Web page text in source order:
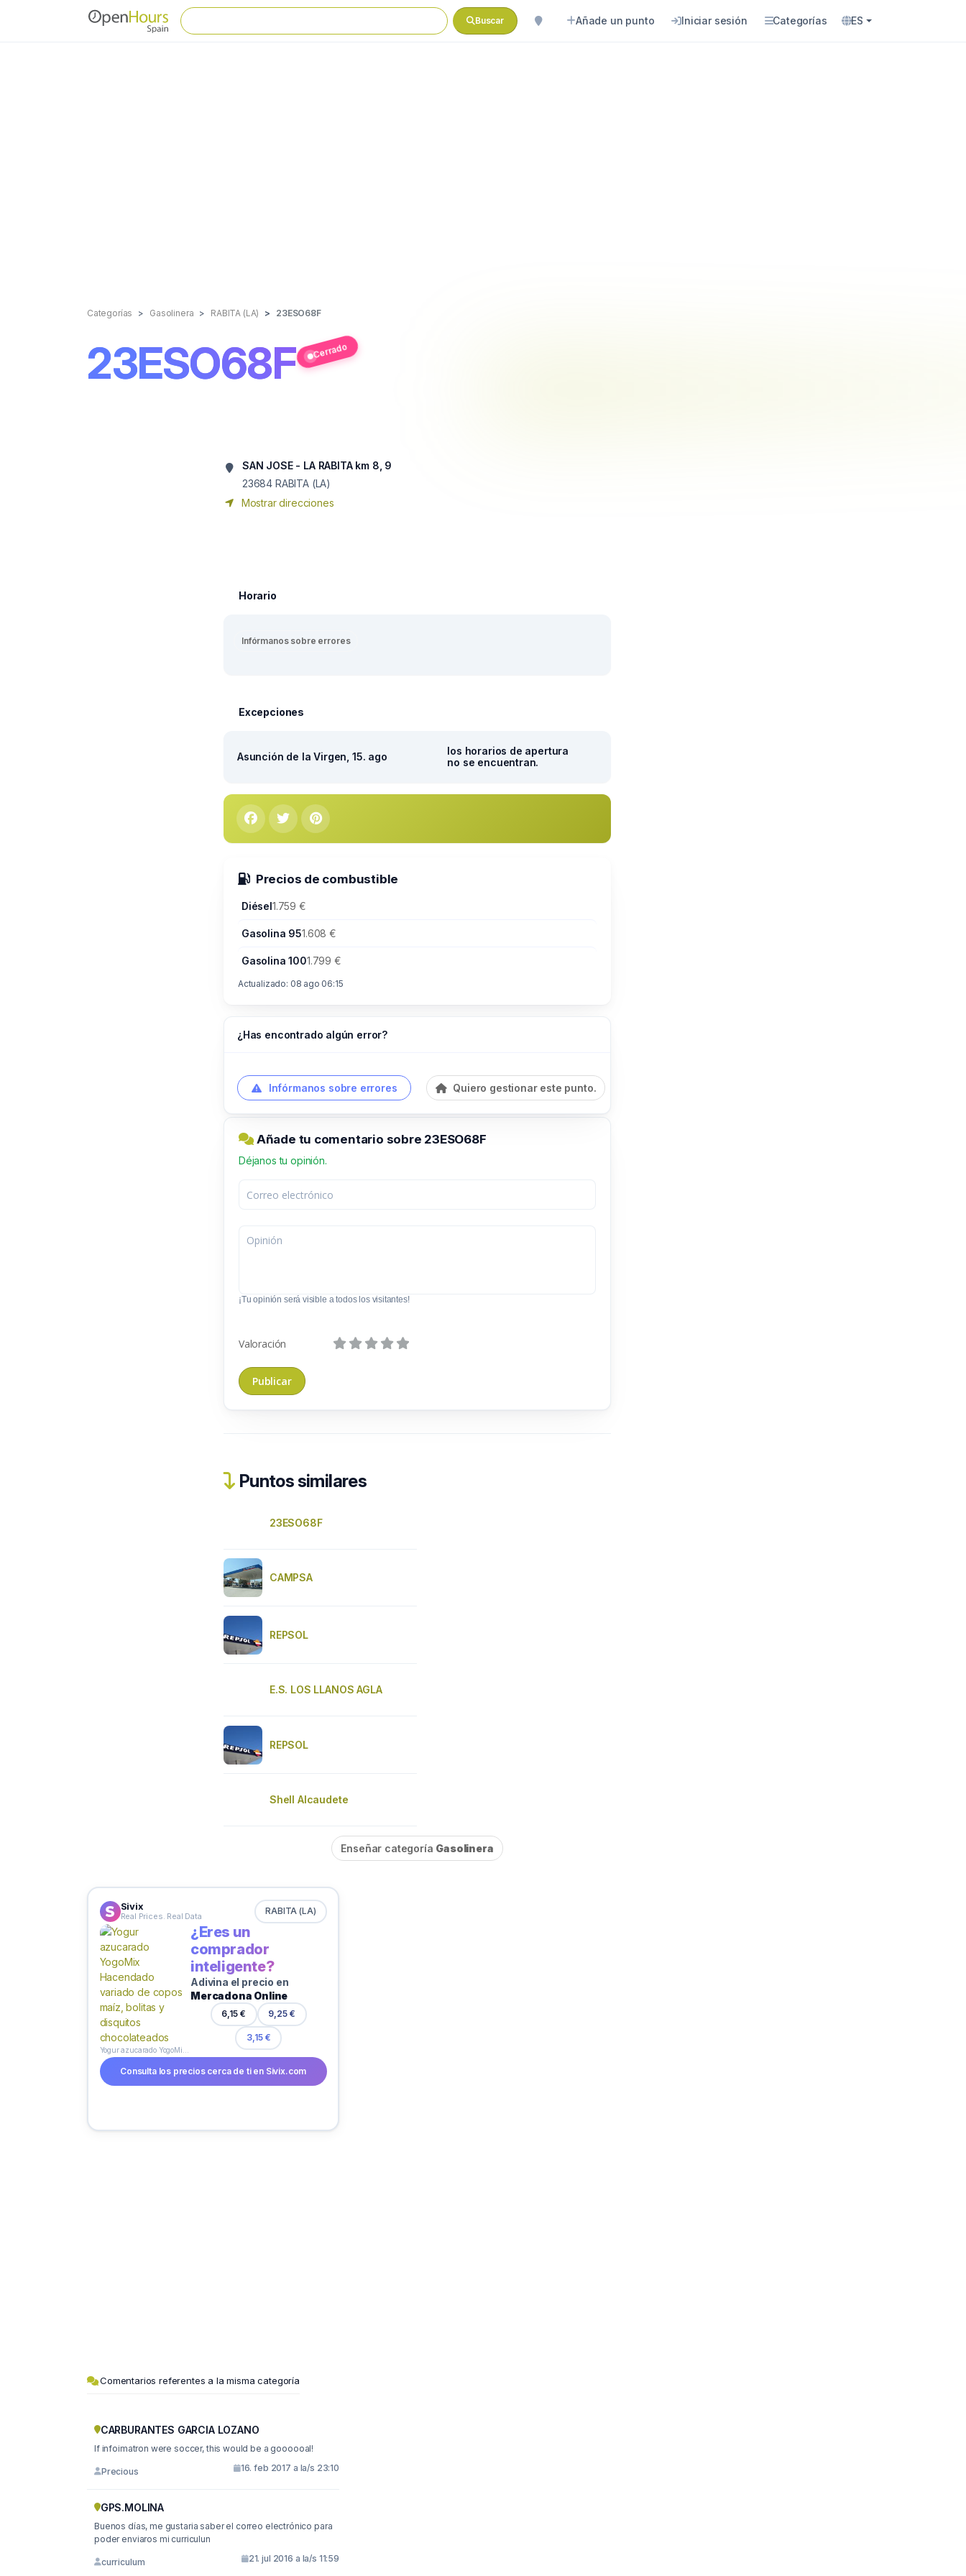
Buscar Añade un punto Iniciar sesión Categorías ES
Categorías Gasolinera RABITA (LA) 23ESO68F
23ESO68F Cerrado
SAN JOSE - LA RABITA km 8, 9
23684 RABITA (LA)
Mostrar direcciones
Horario
Infórmanos sobre errores
Excepciones
Asunción de la Virgen, 15. ago
los horarios de apertura
no se encuentran.
Precios de combustible
Diésel1.759 €
Gasolina 951.608 €
Gasolina 1001.799 €
Actualizado: 08 ago 06:15
¿Has encontrado algún error?
Infórmanos sobre errores Quiero gestionar este punto.
Añade tu comentario sobre 23ESO68F
Déjanos tu opinión.
¡Tu opinión será visible a todos los visitantes!
Valoración
Puntos similares
23ESO68F
CAMPSA
REPSOL
E.S. LOS LLANOS AGLA
REPSOL
Shell Alcaudete
Enseñar categoría Gasolinera
Sivix
Real Prices. Real Data RABITA (LA)
¿Eres un
comprador
inteligente?
Adivina el precio en
Mercadona Online
6,15 € 9,25 €
3,15 €
Consulta los precios cerca de ti en Sivix.com
Comentarios referentes a la misma categoría
CARBURANTES GARCIA LOZANO
If infoimatron were soccer, this would be a goooooal!
Precious 16. feb 2017 a la/s 23:10
GPS.MOLINA
Buenos días, me gustaria saber el correo electrónico para
poder enviaros mi curriculun
curriculum 21. jul 2016 a la/s 11:59